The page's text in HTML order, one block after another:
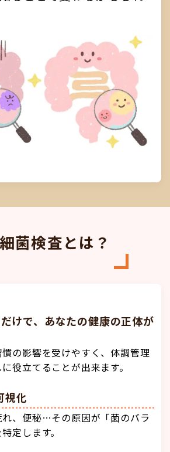
菌検査とは？
だけで、あなたの健康の正体が
の影響を受けやすく、体調管理
役立てることが出来ます。
視化
、便秘…その原因が「菌のバラ
定します。